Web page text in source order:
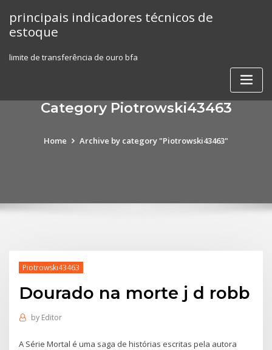
content
principais indicadores técnicos de
estoque
limite de transferência de ouro bfa
Category Piotrowski43463
Home Archive by category "Piotrowski43463"
Piotrowski43463
Dourado na morte j d robb
by Editor
A Série Mortal é uma saga de histórias escritas pela autora